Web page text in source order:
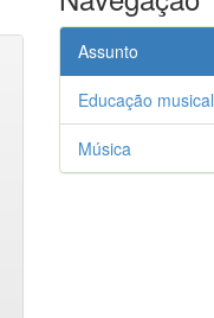
Assunto
Educação musical
Música